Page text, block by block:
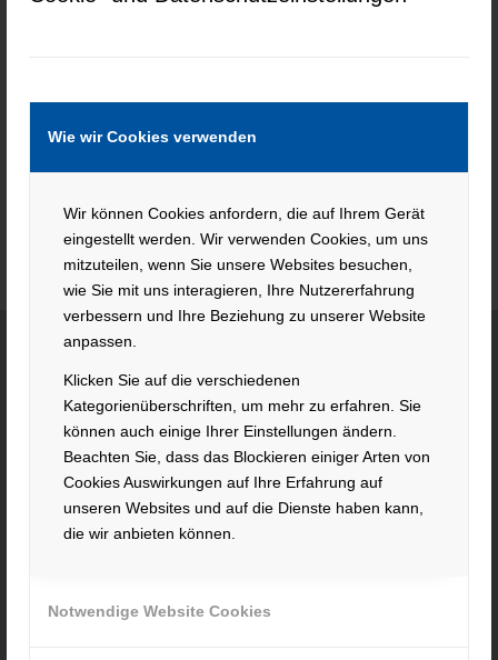
Wie wir Cookies verwenden
Wir können Cookies anfordern, die auf Ihrem Gerät
eingestellt werden. Wir verwenden Cookies, um uns
mitzuteilen, wenn Sie unsere Websites besuchen,
wie Sie mit uns interagieren, Ihre Nutzererfahrung
verbessern und Ihre Beziehung zu unserer Website
anpassen.
Klicken Sie auf die verschiedenen
Kategorienüberschriften, um mehr zu erfahren. Sie
können auch einige Ihrer Einstellungen ändern.
Beachten Sie, dass das Blockieren einiger Arten von
Cookies Auswirkungen auf Ihre Erfahrung auf
unseren Websites und auf die Dienste haben kann,
die wir anbieten können.
Notwendige Website Cookies
Keine Jobs gefunden.
KONTAKT
Hacker Feinmechanik GmbH
94560 Offenberg
Tel. +49 991 99800 – 0
Ihr Weg zu uns